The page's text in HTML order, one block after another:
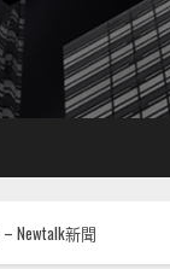
Newtalk新聞